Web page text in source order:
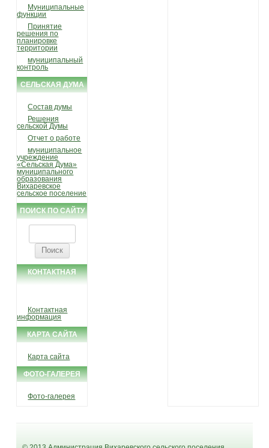
Муниципальные
функции
Принятие
решения по
планировке
территории
муниципальный
контроль
СЕЛЬСКАЯ ДУМА
Состав думы
Решения
сельской Думы
Отчет о работе
муниципальное
учреждение
«Сельская Дума»
муниципального
образования
Вихаревское
сельское поселение
ПОИСК ПО САЙТУ
КОНТАКТНАЯ
Контактная
информация
КАРТА САЙТА
Карта сайта
ФОТО-ГАЛЕРЕЯ
Фото-галерея